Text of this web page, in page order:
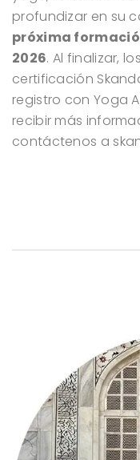
profundizar en su
próxima
2026. Al finalizar,
certificación
registro con Yoga
recibir más
contáctenos a